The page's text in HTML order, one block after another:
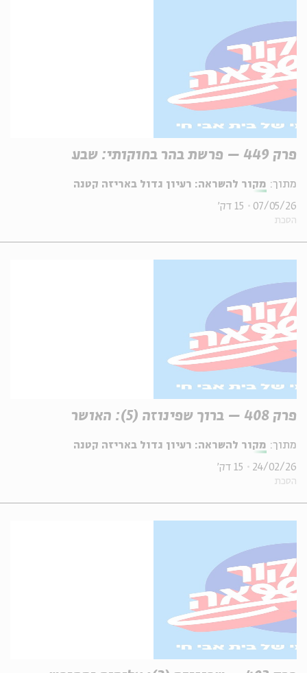
פרק 449 – פרשת בהר בחוקותי: שבע
מתוך: מקור להשראה: רעיון גדול באריזה קטנה
הסכת
07/05/26 15 דק'
פרק 408 – ברוך שפינוזה (5): האושר
מתוך: מקור להשראה: רעיון גדול באריזה קטנה
הסכת
24/02/26 15 דק'